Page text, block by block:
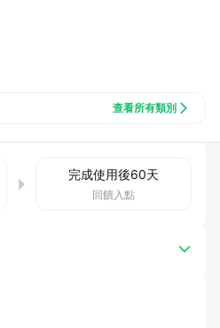
查看所有類別
完成使用後60天
回饋入點